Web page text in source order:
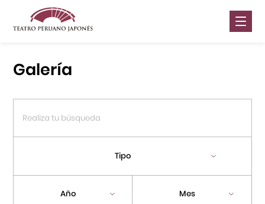
Galería
Tipo
Año Mes